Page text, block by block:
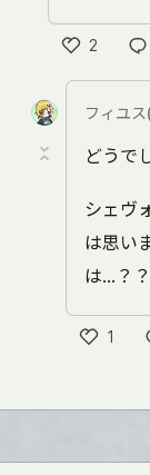
2
い
ねフィユ
どうで
シェヴ
は思い
は…？
1
ね